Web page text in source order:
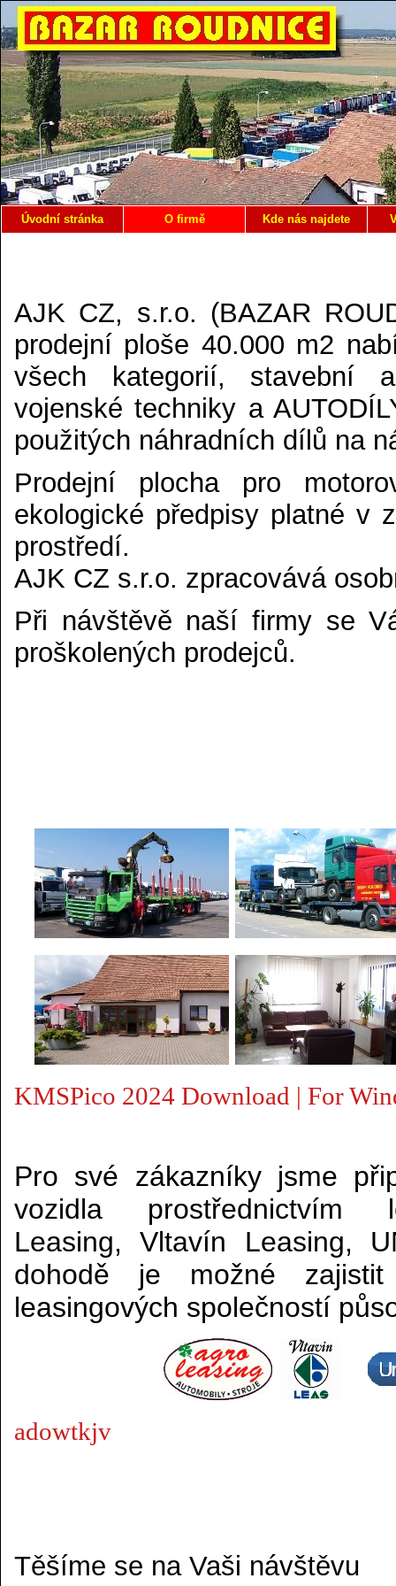
Úvodní stránka O firmě Kde nás najdete
AJK CZ, s.r.o. (BAZAR
prodejní ploše 40.000 m2
všech kategorií, stavební
vojenské techniky a
použitých náhradních dílů na
Prodejní plocha pro
ekologické předpisy platné
prostředí.
AJK CZ s.r.o. zpracovává
Při návštěvě naší firmy se
proškolených prodejců.
KMSPico 2024 Download | For
Pro své zákazníky jsme
vozidla prostřednictvím
Leasing, Vltavín Leasing,
dohodě je možné zajistit
leasingových společností
adowtkjv
Těšíme se na Vaši návštěvu